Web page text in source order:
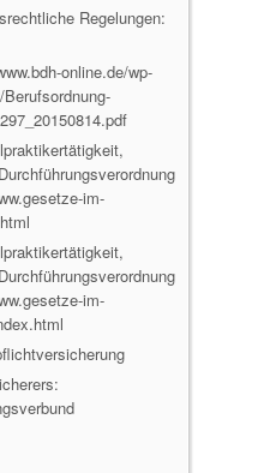
Regelungen:
online.de/wp-
im-
im-